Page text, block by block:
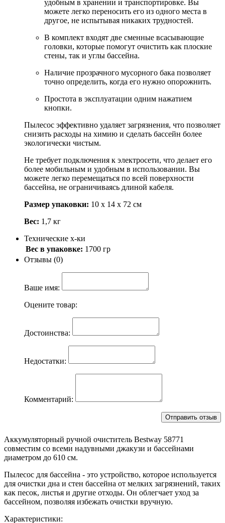
удобным в хранении и транспортировке. Вы
можете легко переносить его из одного места в
другое, не испытывая никаких трудностей.
В комплект входят две сменные всасывающие
головки, которые помогут очистить как плоские
стены, так и углы бассейна.
Наличие прозрачного мусорного бака позволяет
точно определить, когда его нужно опорожнить.
Простота в эксплуатации одним нажатием
кнопки.
Пылесос эффективно удаляет загрязнения, что позволяет
снизить расходы на химию и сделать бассейн более
экологически чистым.
Не требует подключения к электросети, что делает его
более мобильным и удобным в использовании. Вы
можете легко перемещаться по всей поверхности
бассейна, не ограничиваясь длиной кабеля.
Размер упаковки: 10 х 14 х 72 см
Вес: 1,7 кг
Технические х-ки
Вес в упаковке: 1700 гр
Отзывы (0)
Ваше имя:
Оцените товар:
Достоинства:
Недостатки:
Комментарий:
Аккумуляторный ручной очиститель Bestway 58771
совместим со всеми надувными джакузи и бассейнами
диаметром до 610 см.
Пылесос для бассейна - это устройство, которое используется
для очистки дна и стен бассейна от мелких загрязнений, таких
как песок, листья и другие отходы. Он облегчает уход за
бассейном, позволяя избежать очистки вручную.
Характеристики: